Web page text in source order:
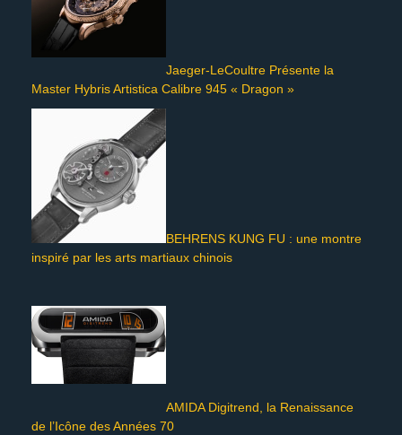
Jaeger-LeCoultre Présente la
Master Hybris Artistica Calibre 945 « Dragon »
BEHRENS KUNG FU : une montre
inspiré par les arts martiaux chinois
AMIDA Digitrend, la Renaissance
de l’Icône des Années 70